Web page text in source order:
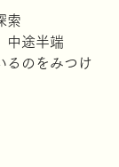
索
中途半端
るのをみつけ